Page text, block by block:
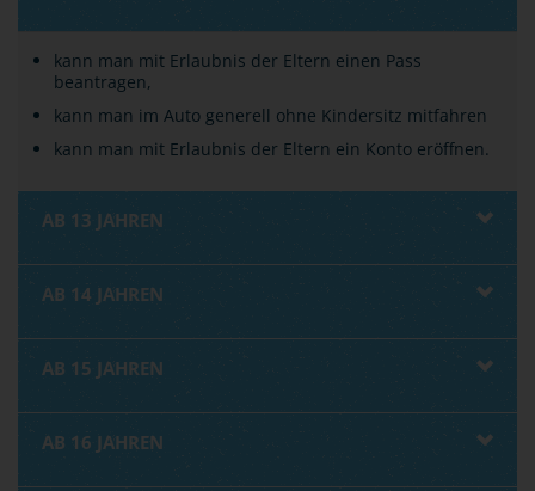
kann man mit Erlaubnis der Eltern einen Pass
beantragen,
kann man im Auto generell ohne Kindersitz mitfahren
kann man mit Erlaubnis der Eltern ein Konto eröffnen.
AB 13 JAHREN
AB 14 JAHREN
AB 15 JAHREN
AB 16 JAHREN